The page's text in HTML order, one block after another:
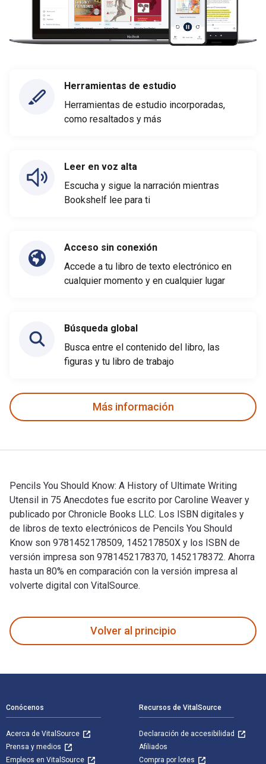
Herramientas de estudio
Herramientas de estudio incorporadas,
como resaltados y más
Leer en voz alta
Escucha y sigue la narración mientras
Bookshelf lee para ti
Acceso sin conexión
Accede a tu libro de texto electrónico en
cualquier momento y en cualquier lugar
Búsqueda global
Busca entre el contenido del libro, las
figuras y tu libro de trabajo
Más información
Pencils You Should Know: A History of Ultimate Writing
Utensil in 75 Anecdotes fue escrito por Caroline Weaver y
publicado por Chronicle Books LLC. Los ISBN digitales y
de libros de texto electrónicos de Pencils You Should
Know son 9781452178509, 145217850X y los ISBN de
versión impresa son 9781452178370, 1452178372. Ahorra
hasta un 80% en comparación con la versión impresa al
volverte digital con VitalSource.
Volver al principio
Conócenos
Acerca de VitalSource
Prensa y medios
Empleos en VitalSource
Recursos de VitalSource
Declaración de accesibilidad
Afiliados
Compra por lotes